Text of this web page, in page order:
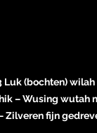
Luk (bochten)
– Wusing wutah
Zilveren fijn